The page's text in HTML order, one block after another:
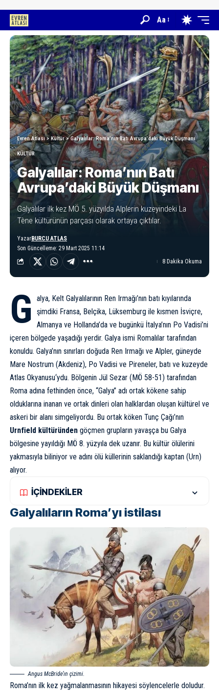
Aa
Evren Atlası> Kültür>Galyalılar: Roma’nın Batı Avrupa’daki Büyük Düşmanı
KÜLTÜR
Galyalılar: Roma’nın Batı
Avrupa’daki Büyük Düşmanı
Galyalılar ilk kez MÖ 5. yüzyılda Alplerin kuzeyindeki La
Tène kültürünün parçası olarak ortaya çıktılar.
Son Güncelleme: 29 Mart 2025 11:14
YazarBURCU ATLAS
8 Dakika Okuma
G
alya, Kelt Galyalılarının Ren Irmağı’nın batı kıyılarında
şimdiki Fransa, Belçika, Lüksemburg ile kısmen İsviçre,
Almanya ve Hollanda’da ve bugünkü İtalya’nın Po Vadisi’ni
içeren bölgede yaşadığı yerdir. Galya ismi Romalılar tarafından
konuldu. Galya’nın sınırları doğuda Ren Irmağı ve Alpler, güneyde
Mare Nostrum (Akdeniz), Po Vadisi ve Pireneler, batı ve kuzeyde
Atlas Okyanusu‘ydu. Bölgenin Jül Sezar (MÖ 58-51) tarafından
Roma adına fethinden önce, “Galya” adı ortak kökene sahip
olduklarına inanan ve ortak dinleri olan halklardan oluşan kültürel ve
askeri bir alanı simgeliyordu. Bu ortak köken Tunç Çağı’nın
Urnfield kültüründen göçmen grupların yavaşça bu Galya
bölgesine yayıldığı MÖ 8. yüzyıla dek uzanır. Bu kültür ölülerini
yakmasıyla biliniyor ve adını ölü küllerinin saklandığı kaptan (Urn)
alıyor.
İÇİNDEKİLER
Galyalıların Roma’yı istilası
Angus McBride’ın çizimi.
Roma’nın ilk kez yağmalanmasının hikayesi söylencelerle doludur.